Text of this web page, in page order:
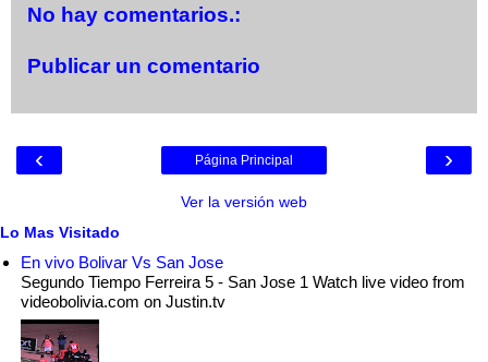
No hay comentarios.:
Publicar un comentario
‹ ›
Página Principal
Ver la versión web
Lo Mas Visitado
En vivo Bolivar Vs San Jose
Segundo Tiempo Ferreira 5 - San Jose 1 Watch live video from
videobolivia.com on Justin.tv